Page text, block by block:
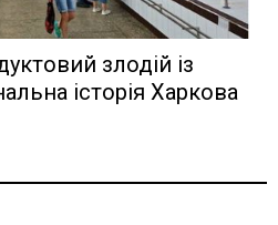
злодій із
історія Харкова